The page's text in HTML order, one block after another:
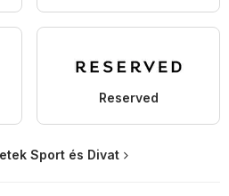
Reserved
Sport és Divat